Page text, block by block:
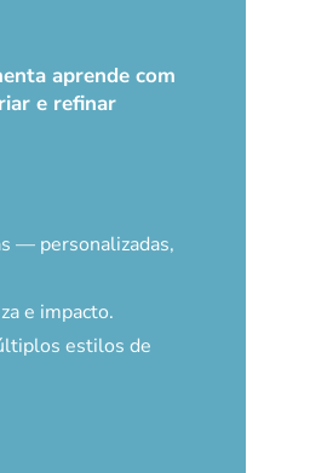
aprende com
e refinar
— personalizadas,
e impacto.
estilos de